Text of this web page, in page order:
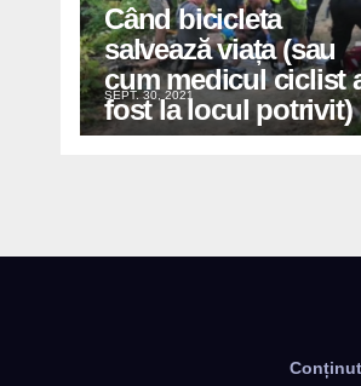
Când bicicleta
salvează viața (sau
cum medicul ciclist
fost la locul potrivit)
SEPT. 30, 2021